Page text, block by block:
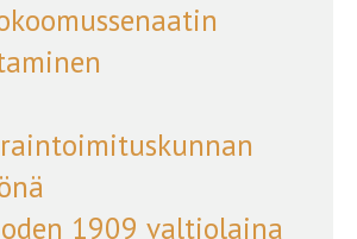
1909 valtiolaina